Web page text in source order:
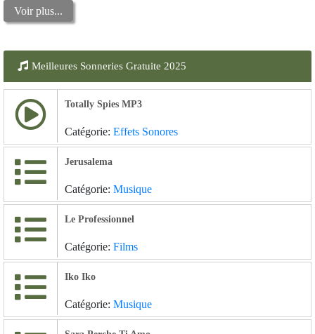
Voir plus...
Meilleures Sonneries Gratuite 2025
Totally Spies MP3
Catégorie: Effets Sonores
Jerusalema
Catégorie: Musique
Le Professionnel
Catégorie: Films
Iko Iko
Catégorie: Musique